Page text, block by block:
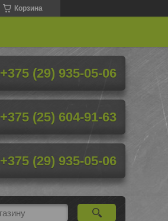
Корзина
+375 (29) 935-05-06
+375 (25) 604-91-63
+375 (29) 935-05-06